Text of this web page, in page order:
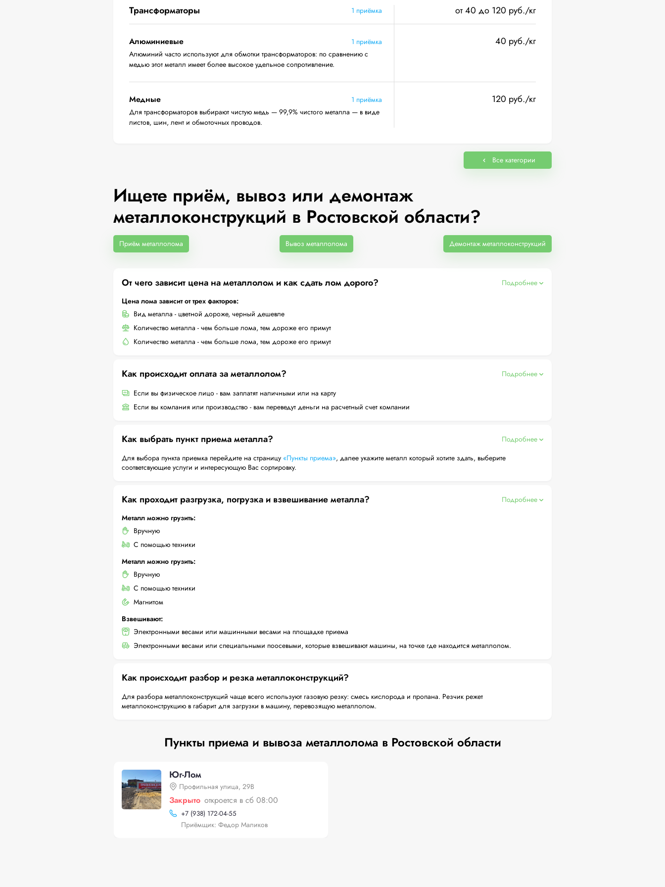
Трансформаторы 1 приёмка от 40 до 120 руб./кг
Алюминиевые
1 приёмка
Алюминий часто используют для обмотки трансформаторов: по сравнению с
медью этот металл имеет более высокое удельное сопротивление.
40 руб./кг
Медные
1 приёмка
Для трансформаторов выбирают чистую медь — 99,9% чистого металла — в виде
листов, шин, лент и обмоточных проводов.
120 руб./кг
Все категории
Ищете приём, вывоз или демонтаж
металлоконструкций в Ростовской области?
Приём металлолома Вывоз металлолома Демонтаж металлоконструкций
От чего зависит цена на металлолом и как сдать лом дорого?
Подробнее
Цена лома зависит от трех факторов:
Вид металла - цветной дороже, черный дешевле
Количество металла - чем больше лома, тем дороже его примут
Количество металла - чем больше лома, тем дороже его примут
Как происходит оплата за металлолом?
Подробнее
Если вы физическое лицо - вам заплатят наличными или на карту
Если вы компания или производство - вам переведут деньги на расчетный счет компании
Как выбрать пункт приема металла?
Подробнее
Для выбора пункта приемка перейдите на страницу «Пункты приема», далее укажите металл который хотите здать, выберите
соответсвующие услуги и интересующую Вас сортировку.
Как проходит разгрузка, погрузка и взвешивание металла?
Подробнее
Металл можно грузить:
Вручную
С помощью техники
Металл можно грузить:
Вручную
С помощью техники
Магнитом
Взвешивают:
Электронными весами или машинными весами на площадке приема
Электронными весами или специальными поосевыми, которые взвешивают машины, на точке где находится металлолом.
Как происходит разбор и резка металлоконструкций?
Для разбора металлоконструкций чаще всего используют газовую резку: смесь кислорода и пропана. Резчик режет
металлоконструкцию в габарит для загрузки в машину, перевозящую металлолом.
Пункты приема и вывоза металлолома в Ростовской области
Юг-Лом
Профильная улица, 29В
Закрыто откроется в сб 08:00
+7 (938) 172-04-55
Приёмщик: Федор Маликов